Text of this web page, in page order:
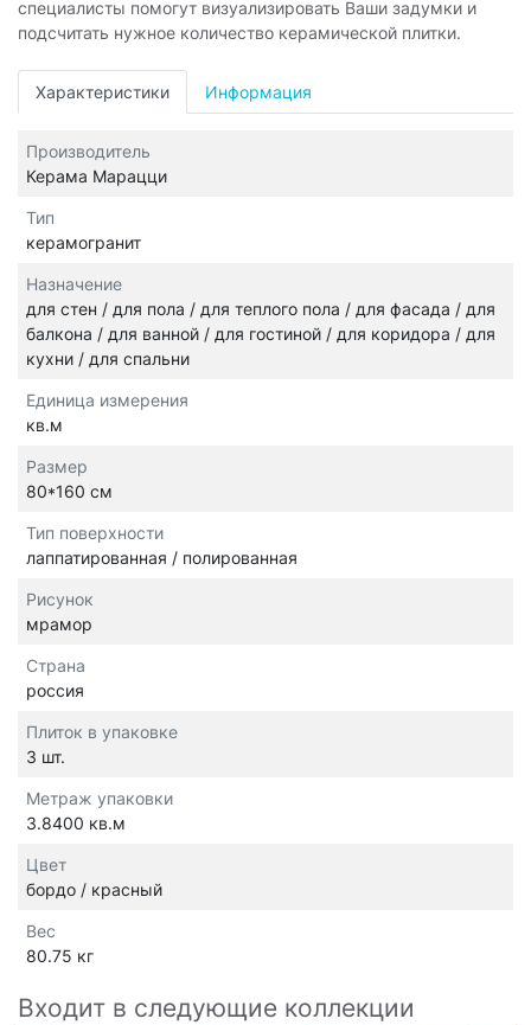
специалисты помогут визуализировать Ваши задумки и
подсчитать нужное количество керамической плитки.
Характеристики Информация
Производитель
Керама Марацци
Тип
керамогранит
Назначение
для стен / для пола / для теплого пола / для фасада / для
балкона / для ванной / для гостиной / для коридора / для
кухни / для спальни
Единица измерения
кв.м
Размер
80*160 см
Тип поверхности
лаппатированная / полированная
Рисунок
мрамор
Страна
россия
Плиток в упаковке
3 шт.
Метраж упаковки
3.8400 кв.м
Цвет
бордо / красный
Вес
80.75 кг
Входит в следующие коллекции